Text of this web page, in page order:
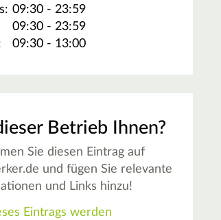
09:30 - 23:59
09:30 - 23:59
09:30 - 13:00
Betrieb Ihnen?
Sie diesen Eintrag auf
und fügen Sie relevante
und Links hinzu!
Eintrags werden